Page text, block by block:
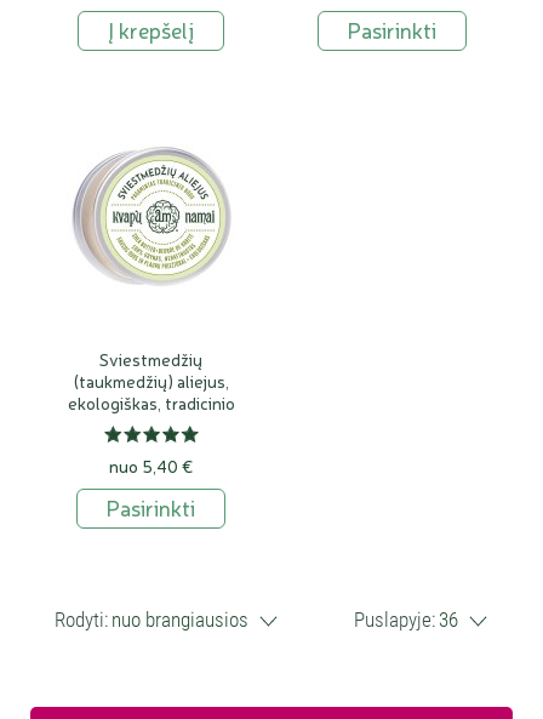
Į krepšelį Pasirinkti
Sviestmedžių
(taukmedžių) aliejus,
ekologiškas, tradicinio
gamybos būdo
nuo 5,40 €
Pasirinkti
Rodyti: nuo brangiausios Puslapyje: 36